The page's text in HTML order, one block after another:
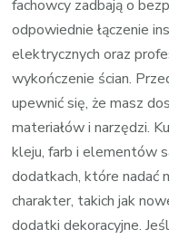
fachowcy zadbają o
odpowiednie łączenie
elektrycznych oraz
wykończenie ścian.
upewnić się, że masz
materiałów i narzędzi.
kleju, farb i elementów
dodatkach, które nadać
charakter, takich jak
dodatki dekoracyjne.